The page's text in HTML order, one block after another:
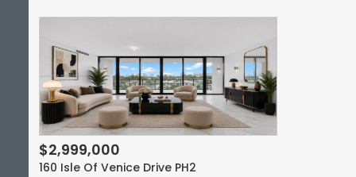
$2,999,000
160 Isle Of Venice Drive PH2